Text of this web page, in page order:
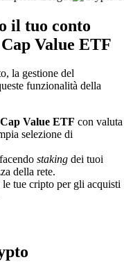
il tuo conto
Value ETF
la gestione del
funzionalità della
Value ETF con valuta
selezione di
facendo staking dei tuoi
della rete.
le tue cripto per gli acquisti